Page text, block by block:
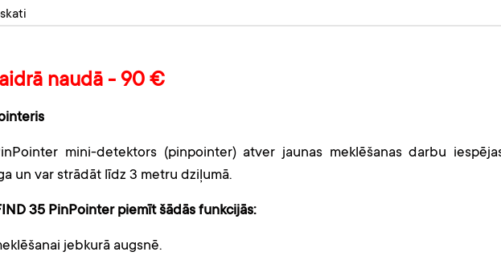
naudā - 90 €
mini-detektors (pinpointer) atver jaunas meklēšanas darbu
un var strādāt līdz 3 metru dziļumā.
35 PinPointer piemīt šādās funkcijās:
jebkurā augsnē.